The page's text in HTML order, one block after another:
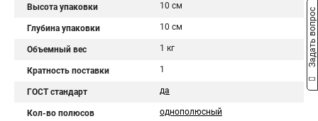
Высота упаковки 10 см
Глубина упаковки 10 см
Объемный вес 1 кг
Кратность поставки 1
ГОСТ стандарт да
Кол-во полюсов однополюсный
Задать вопрос